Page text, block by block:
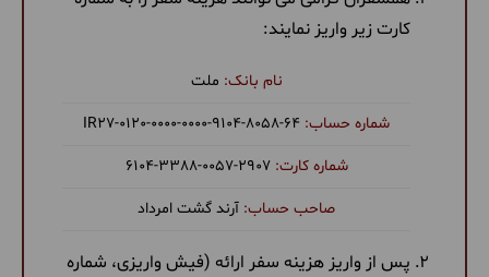
کارت زیر واریز نمایند:
ملت
‎IR27-0120-0000-0000-9104-8058-64
6104-3388-0057-2907
آرند گشت امرداد
پس از واریز هزینه سفر ارائه (فیش واریزی، شماره